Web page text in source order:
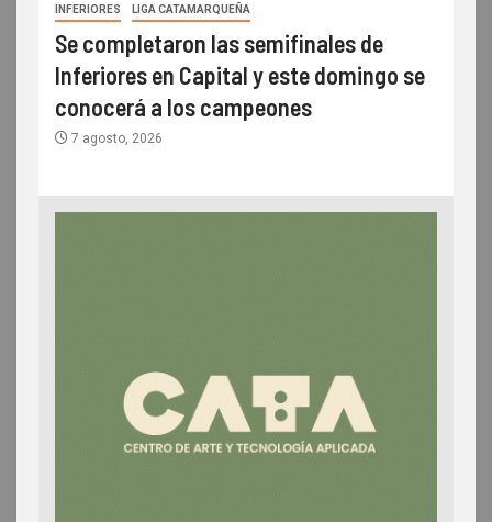
INFERIORES LIGA CATAMARQUEÑA
Se completaron las semifinales de
Inferiores en Capital y este domingo se
conocerá a los campeones
7 agosto, 2026